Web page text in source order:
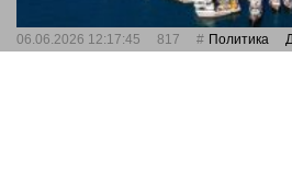
06.06.2026 12:17:45 817 Политика